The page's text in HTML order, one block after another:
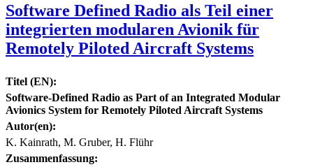
Software Defined Radio als Teil einer
integrierten modularen Avionik für
Remotely Piloted Aircraft Systems
Titel (EN):
Software-Defined Radio as Part of an Integrated Modular
Avionics System for Remotely Piloted Aircraft Systems
Autor(en):
K. Kainrath, M. Gruber, H. Flühr
Zusammenfassung: